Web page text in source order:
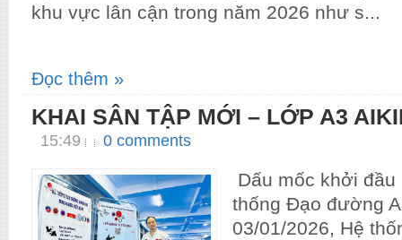
khu vực lân cận trong năm 2026 như s...
Đọc thêm »
KHAI SÂN TẬP MỚI – LỚP A3
15:49 0 comments
Dấu mốc khởi
thống Đạo đường
03/01/2026, Hệ